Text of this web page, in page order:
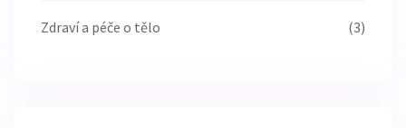
Zdraví a péče o tělo (3)